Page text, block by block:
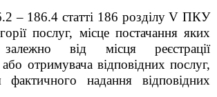
– 186.4 статті 186 розділу V ПКУ
послуг, місце постачання яких
залежно від місця реєстрації
отримувача відповідних послуг,
надання відповідних